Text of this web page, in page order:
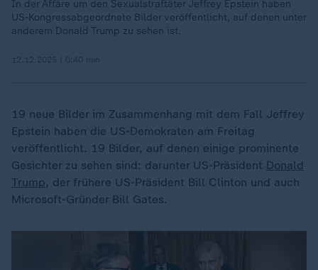
In der Affäre um den Sexualstraftäter Jeffrey Epstein haben
US-Kongressabgeordnete Bilder veröffentlicht, auf denen unter
anderem Donald Trump zu sehen ist.
19 neue Bilder im Zusammenhang mit dem Fall Jeffrey
Epstein haben die US-Demokraten am Freitag
veröffentlicht. 19 Bilder, auf denen einige prominente
Gesichter zu sehen sind: darunter US-Präsident Donald
Trump, der frühere US-Präsident Bill Clinton und auch
Microsoft-Gründer Bill Gates.